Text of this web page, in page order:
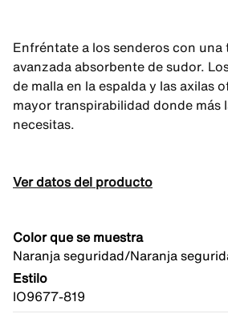
Enfréntate a los senderos con
avanzada absorbente de sudor.
de malla en la espalda y las axilas
mayor transpirabilidad donde más
necesitas.
Ver datos del producto
Color que se muestra
Naranja seguridad/Naranja
Estilo
IO9677-819